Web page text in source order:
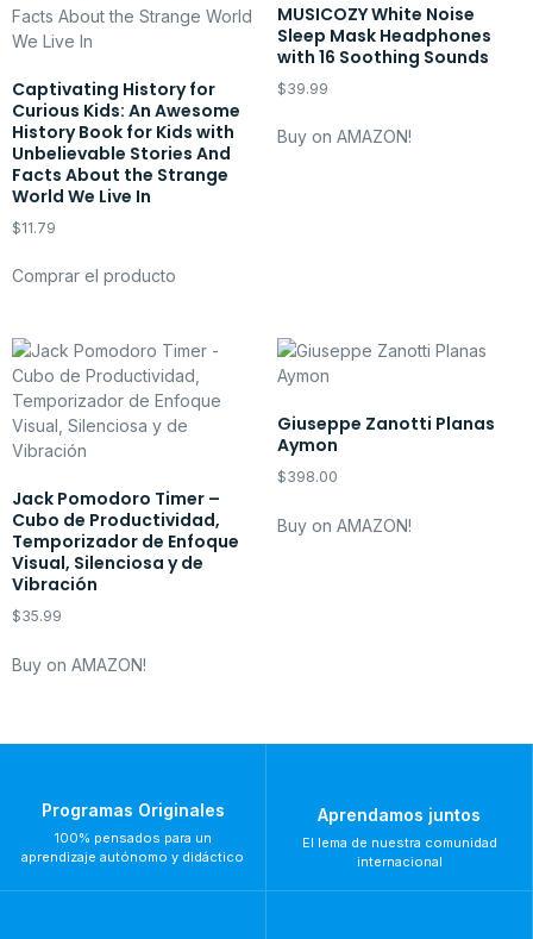
Captivating History for
Curious Kids: An Awesome
History Book for Kids with
Unbelievable Stories And
Facts About the Strange
World We Live In
$11.79
Comprar el producto
MUSICOZY White Noise
Sleep Mask Headphones
with 16 Soothing Sounds
$39.99
Buy on AMAZON!
Jack Pomodoro Timer –
Cubo de Productividad,
Temporizador de Enfoque
Visual, Silenciosa y de
Vibración
$35.99
Buy on AMAZON!
Giuseppe Zanotti Planas
Aymon
$398.00
Buy on AMAZON!
Programas Originales
100% pensados para un
aprendizaje autónomo y didáctico
Aprendamos juntos
El lema de nuestra comunidad
internacional